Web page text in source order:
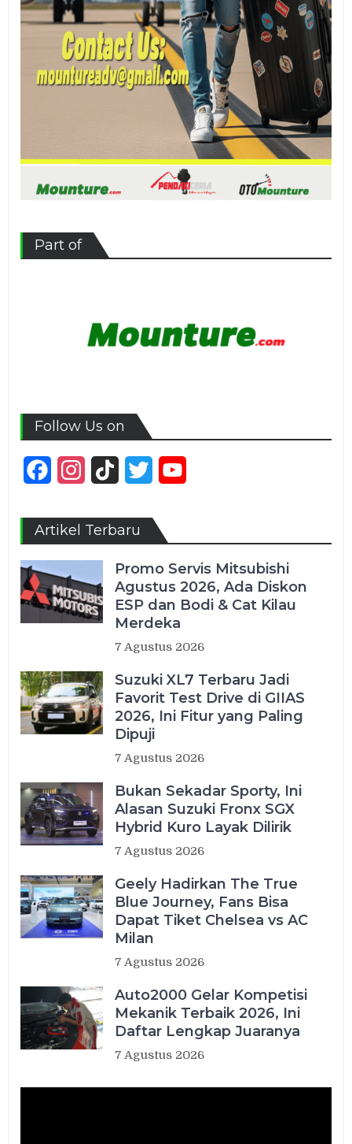
Part of
Follow Us on
FacebookInstagram
TikTok Twitter
Artikel Terbaru
Promo Servis Mitsubishi
Agustus 2026, Ada Diskon
ESP dan Bodi & Cat Kilau
Merdeka
7 Agustus 2026
Suzuki XL7 Terbaru Jadi
Favorit Test Drive di GIIAS
2026, Ini Fitur yang Paling
Dipuji
7 Agustus 2026
Bukan Sekadar Sporty, Ini
Alasan Suzuki Fronx SGX
Hybrid Kuro Layak Dilirik
7 Agustus 2026
Geely Hadirkan The True
Blue Journey, Fans Bisa
Dapat Tiket Chelsea vs AC
Milan
7 Agustus 2026
Auto2000 Gelar Kompetisi
Mekanik Terbaik 2026, Ini
Daftar Lengkap Juaranya
7 Agustus 2026